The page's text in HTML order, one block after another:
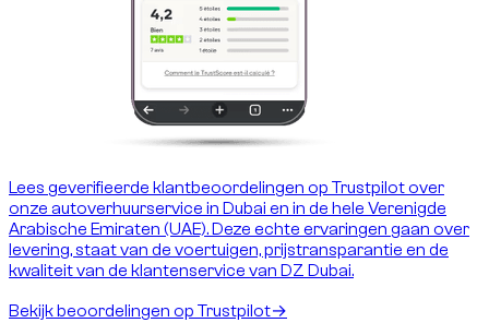
Lees geverifieerde klantbeoordelingen op Trustpilot over
onze autoverhuurservice in Dubai en in de hele Verenigde
Arabische Emiraten (UAE). Deze echte ervaringen gaan over
levering, staat van de voertuigen, prijstransparantie en de
kwaliteit van de klantenservice van DZ Dubai.
Bekijk beoordelingen op Trustpilot→